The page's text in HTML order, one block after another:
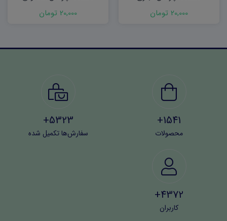
20,000 تومان 20,000 تومان
1541+
محصولات
5323+
سفارش‌ها تکمیل شده
4372+
کاربران